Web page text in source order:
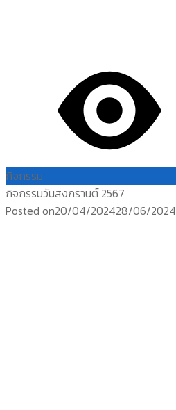
กิจกรรม
กิจกรรมวันสงกรานต์ 2567
Posted on20/04/202428/06/2024